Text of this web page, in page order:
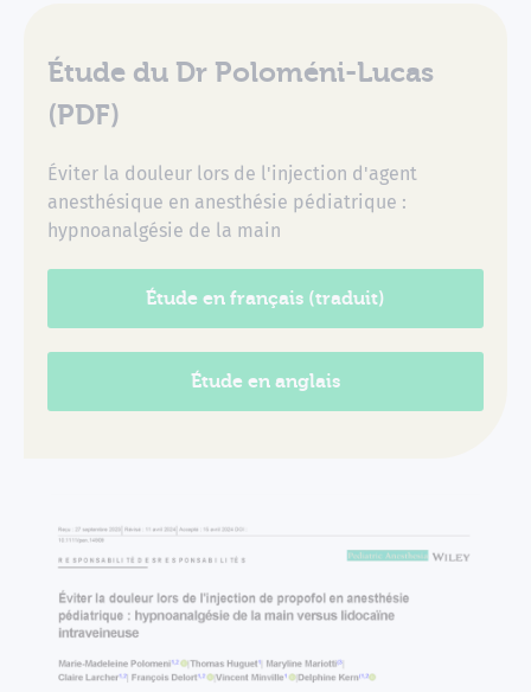
Étude du Dr Poloméni-Lucas
(PDF)
Éviter la douleur lors de l'injection d'agent
anesthésique en anesthésie pédiatrique :
hypnoanalgésie de la main
Étude en français (traduit)
Étude en anglais